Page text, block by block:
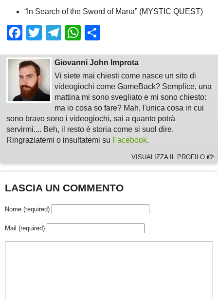
“In Search of the Sword of Mana” (MYSTIC QUEST)
Facebook
Twitter
Telegram
WhatsApp
Giovanni John Improta
Vi siete mai chiesti come nasce un sito di
videogiochi come GameBack? Semplice, una
mattina mi sono svegliato e mi sono chiesto:
ma io cosa so fare? Mah, l'unica cosa in cui
sono bravo sono i videogiochi, sai a quanto potrà
servirmi.... Beh, il resto è storia come si suol dire.
Ringraziatemi o insultatemi su Facebook.
VISUALIZZA IL PROFILO
LASCIA UN COMMENTO
Nome (required)
Mail (required)